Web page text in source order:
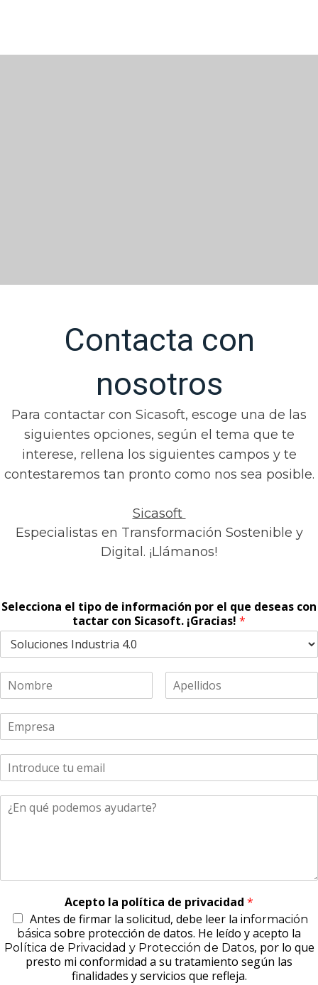
Contacta con
nosotros
Para contactar con Sicasoft, escoge una de las
siguientes opciones, según el tema que te
interese, rellena los siguientes campos y te
contestaremos tan pronto como nos sea posible.
Sicasoft
Especialistas en Transformación Sostenible y
Digital. ¡Llámanos!
Selecciona el tipo de información por el que deseas con
tactar con Sicasoft. ¡Gracias! *
Acepto la política de privacidad *
Antes de firmar la solicitud, debe leer la información
básica sobre protección de datos. He leído y acepto la
Política de Privacidad y Protección de Datos, por lo que
presto mi conformidad a su tratamiento según las
finalidades y servicios que refleja.